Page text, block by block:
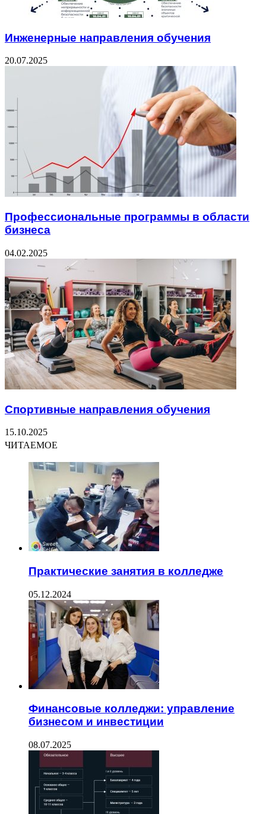
Инженерные направления обучения
20.07.2025
Профессиональные программы в области
бизнеса
04.02.2025
Спортивные направления обучения
15.10.2025
ЧИТАЕМОЕ
Практические занятия в колледже
05.12.2024
Финансовые колледжи: управление
бизнесом и инвестиции
08.07.2025